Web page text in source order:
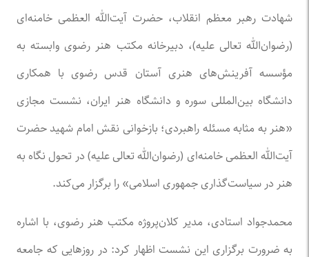
شهادت رهبر معظم انقلاب، حضرت آیت‌الله العظمی خامنه‌ای
(رضوان‌الله تعالی علیه)، دبیرخانه مکتب هنر رضوی وابسته به
مؤسسه آفرینش‌های هنری آستان قدس رضوی با همکاری
دانشگاه بین‌المللی سوره و دانشگاه هنر ایران، نشست مجازی
«هنر به مثابه مسئله راهبردی؛ بازخوانی نقش امام شهید حضرت
آیت‌الله العظمی خامنه‌ای (رضوان‌الله تعالی علیه) در تحول نگاه به
هنر در سیاست‌گذاری جمهوری اسلامی» را برگزار می‌کند.
محمدجواد استادی، مدیر کلان‌پروژه مکتب هنر رضوی، با اشاره
به ضرورت برگزاری این نشست اظهار کرد: در روز‌هایی که جامعه